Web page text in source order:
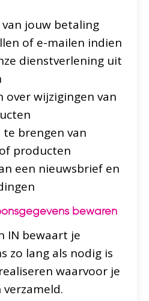
jouw betaling
of e-mailen indien
dienstverlening uit
over wijzigingen van
te brengen van
producten
een nieuwsbrief en
bewaren
IN bewaart je
zo lang als nodig is
waarvoor je
verzameld.